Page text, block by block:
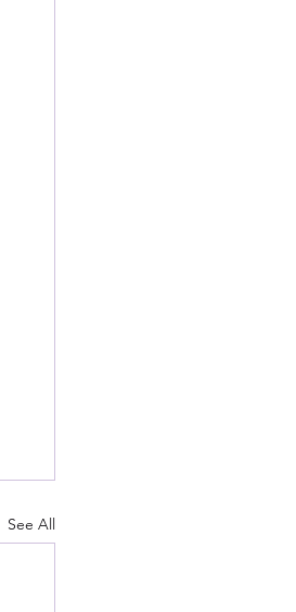
See All